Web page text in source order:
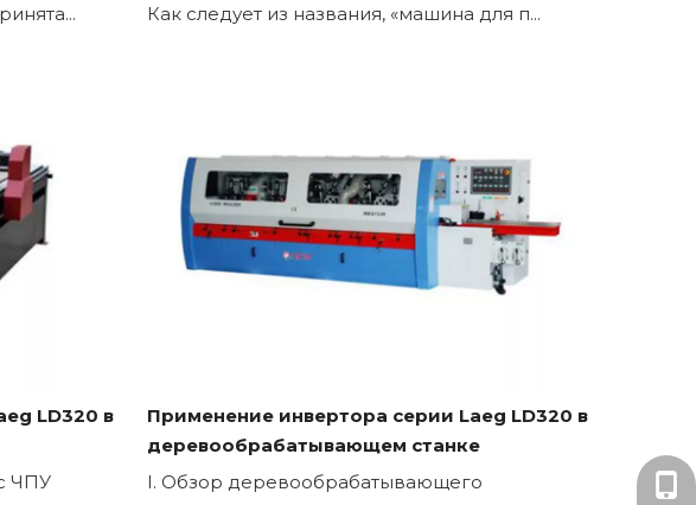
Как следует из названия, «машина для п...
LD320 в
ЧПУ
Применение инвертора серии Laeg LD320 в
деревообрабатывающем станке
I. Обзор деревообрабатывающего